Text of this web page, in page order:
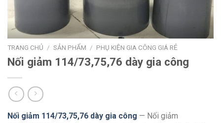
TRANG CHỦ / SẢN PHẨM / PHỤ KIỆN GIA CÔNG GIÁ RẺ
Nối giảm 114/73,75,76 dày gia công
Nối giảm 114/73,75,76 dày gia công — Nối giảm